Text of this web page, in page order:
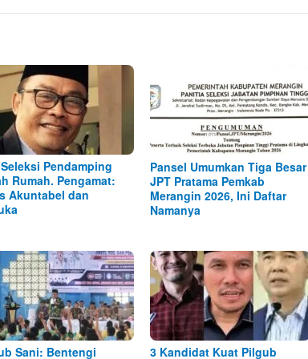
Pendamping
Rumah. Pengamat:
Akuntabel dan
Pansel Umumkan Tiga Besar
JPT Pratama Pemkab
Merangin 2026, Ini Daftar
Namanya
Sani: Bentengi
3 Kandidat Kuat Pilgub